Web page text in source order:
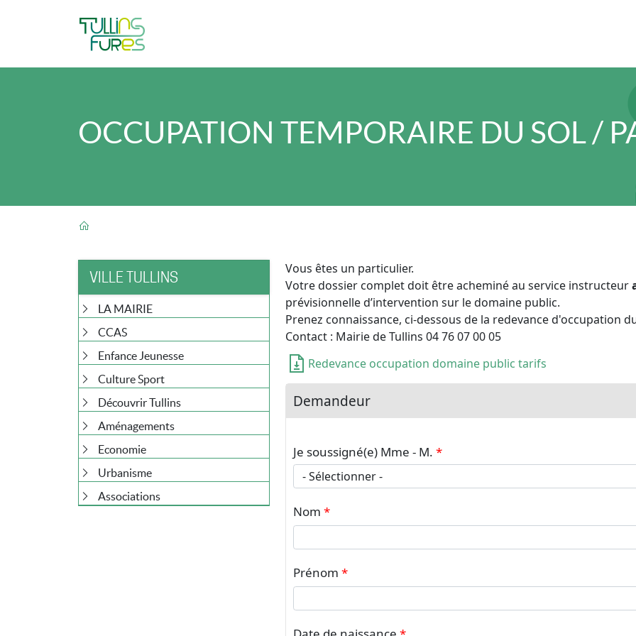
OCCUPATION TEMPORAIRE DU SOL /
FIL D'ARIANE
VILLE TULLINS
LA MAIRIE
CCAS
Enfance Jeunesse
Culture Sport
Découvrir Tullins
Aménagements
Economie
Urbanisme
Associations
Vous êtes un particulier.
Votre dossier complet doit être acheminé au service instructeur
prévisionnelle d’intervention sur le domaine public.
Prenez connaissance, ci-dessous de la redevance d'occupation
Contact : Mairie de Tullins 04 76 07 00 05
Redevance occupation domaine public tarifs
Demandeur
Je soussigné(e) Mme - M.
Nom
Prénom